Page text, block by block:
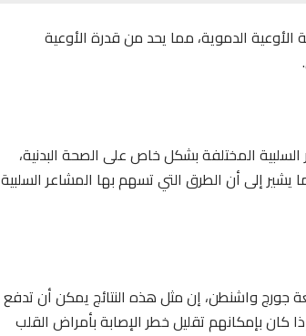
الدموية، مما يحد من قدرة الأوعية
المختلفة بشكل خاص على الصحة البدنية،
إلى أن الطرق التي تسهم بها المشاعر السلبية
واشنطن، إن مثل هذه النتائج يمكن أن تدفع
بإمكانهم تقليل خطر الإصابة بأمراض القلب